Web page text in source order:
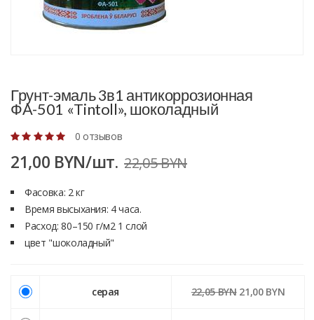
Грунт-эмаль 3в1 антикоррозионная
ФА-501 «Tintoll», шоколадный
0 отзывов
21,00 BYN/шт. 22,05 BYN
Фасовка: 2 кг
Время высыхания: 4 часа.
Расход: 80–150 г/м2 1 слой
цвет "шоколадный"
серая 22,05 BYN21,00 BYN